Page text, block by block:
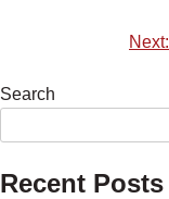
navigation
Next:
Search
Recent Posts